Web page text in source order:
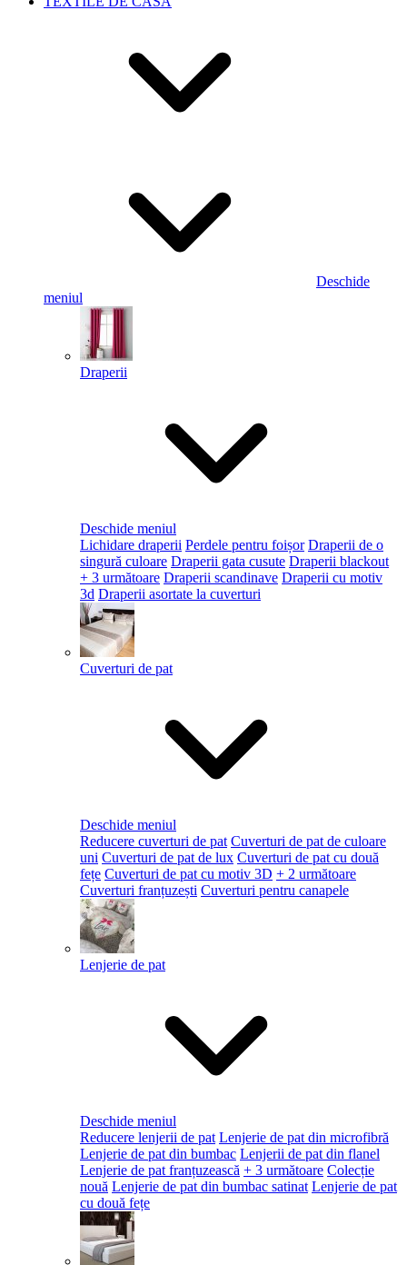
Deschide
meniul
Draperii
Deschide meniul
Lichidare draperii Perdele pentru foișor Draperii de o
singură culoare Draperii gata cusute Draperii blackout
+ 3 următoare Draperii scandinave Draperii cu motiv
3d Draperii asortate la cuverturi
Cuverturi de pat
Deschide meniul
Reducere cuverturi de pat Cuverturi de pat de culoare
uni Cuverturi de pat de lux Cuverturi de pat cu două
fețe Cuverturi de pat cu motiv 3D + 2 următoare
Cuverturi franțuzești Cuverturi pentru canapele
Lenjerie de pat
Deschide meniul
Reducere lenjerii de pat Lenjerie de pat din microfibră
Lenjerie de pat din bumbac Lenjerii de pat din flanel
Lenjerie de pat franțuzească + 3 următoare Colecție
nouă Lenjerie de pat din bumbac satinat Lenjerie de pat
cu două fețe